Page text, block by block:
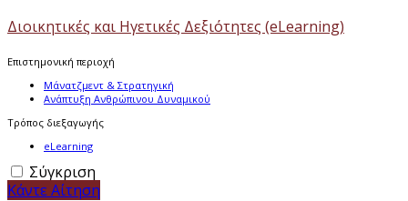
Διοικητικές και Ηγετικές Δεξιότητες (eLearning)
Επιστημονική περιοχή
Μάνατζμεντ & Στρατηγική
Ανάπτυξη Ανθρώπινου Δυναμικού
Τρόπος διεξαγωγής
eLearning
Σύγκριση
Κάντε Αίτηση